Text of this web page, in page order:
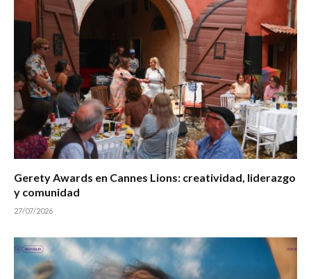
Gerety Awards en Cannes Lions: creatividad, liderazgo
y comunidad
27/07/2026